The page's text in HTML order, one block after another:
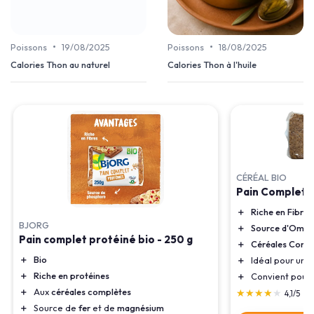
Poissons • 19/08/2025
Calories Thon au naturel
Poissons • 18/08/2025
Calories Thon à l'huile
BJORG
Pain complet protéiné bio - 250 g
＋
Bio
＋
Riche en protéines
＋
Auxcéréales complètes
＋
Source de feret de magnésium
CÉRÉAL BIO
Pain Complet
＋
Riche en Fibres
＋
Source
＋
Céréales
＋
Idéal pour un
＋
Convient pour
★★★★★
★★★★★ 4,1/5